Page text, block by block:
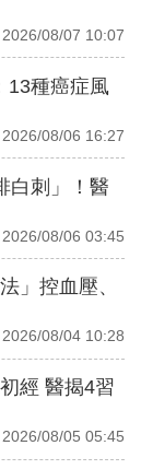
2026/08/07 10:07
13種癌症風
2026/08/06 16:27
白刺」！醫
2026/08/06 03:45
」控血壓、
2026/08/04 10:28
經 醫揭4習
2026/08/05 05:45